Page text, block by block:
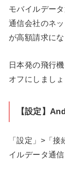
モバイルデー
通信会社のネ
が高額請求にな
日本発の飛行
オフにしましょ
【設定】
「設定」>「
イルデータ通